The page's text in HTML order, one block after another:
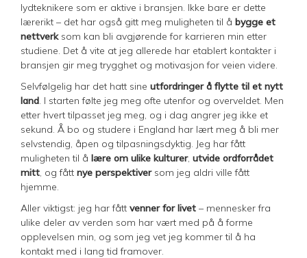
lydteknikere som er aktive i bransjen. Ikke bare er dette
lærerikt – det har også gitt meg muligheten til å bygge et
nettverksom kan bli avgjørende for karrieren min etter
studiene. Det å vite at jeg allerede har etablert kontakter i
bransjen gir meg trygghet og motivasjon for veien videre.
Selvfølgelig har det hatt sine utfordringer å flytte til et nytt
land. I starten følte jeg meg ofte utenfor og overveldet. Men
etter hvert tilpasset jeg meg, og i dag angrer jeg ikke et
sekund. Å bo og studere i England har lært meg å bli mer
selvstendig, åpen og tilpasningsdyktig. Jeg har fått
muligheten til å lære om ulike kulturer, utvide ordforrådet
mitt, og fått nye perspektiversom jeg aldri ville fått
hjemme.
Aller viktigst: jeg har fått venner for livet – mennesker fra
ulike deler av verden som har vært med på å forme
opplevelsen min, og som jeg vet jeg kommer til å ha
kontakt med i lang tid framover.